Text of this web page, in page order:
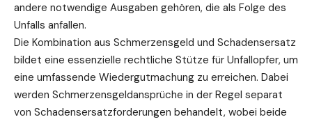
andere notwendige Ausgaben gehören, die als Folge des
Unfalls anfallen.
Die Kombination aus Schmerzensgeld und Schadensersatz
bildet eine essenzielle rechtliche Stütze für Unfallopfer, um
eine umfassende Wiedergutmachung zu erreichen. Dabei
werden Schmerzensgeldansprüche in der Regel separat
von Schadensersatzforderungen behandelt, wobei beide